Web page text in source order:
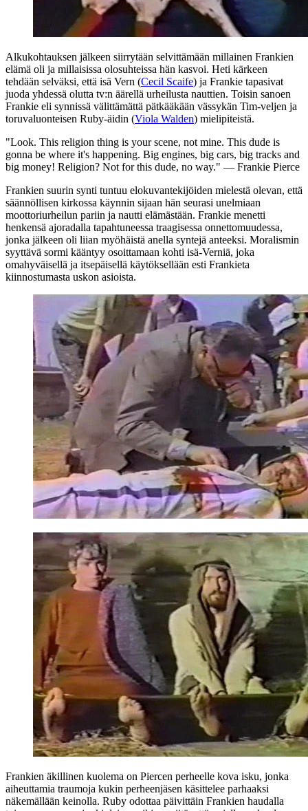
Alkukohtauksen jälkeen siirrytään selvittämään millainen Frankien
elämä oli ja millaisissa olosuhteissa hän kasvoi. Heti kärkeen
tehdään selväksi, että isä Vern (Cecil Scaife) ja Frankie tapasivat
juoda yhdessä olutta tv:n äärellä urheilusta nauttien. Toisin sanoen
Frankie eli synnissä välittämättä pätkääkään vässykän Tim‑veljen ja
toruvaluonteisen Ruby-äidin (Viola Walden) mielipiteistä.
"Look. This religion thing is your scene, not mine. This dude is
gonna be where it's happening. Big engines, big cars, big tracks and
big money! Religion? Not for this dude, no way." — Frankie Pierce
Frankien suurin synti tuntuu elokuvantekijöiden mielestä olevan, että
säännöllisen kirkossa käynnin sijaan hän seurasi unelmiaan
moottoriurheilun pariin ja nautti elämästään. Frankie menetti
henkensä ajoradalla tapahtuneessa traagisessa onnettomuudessa,
jonka jälkeen oli liian myöhäistä anella syntejä anteeksi. Moralismin
syyttävä sormi kääntyy osoittamaan kohti isä‑Verniä, joka
omahyväisellä ja itsepäisellä käytöksellään esti Frankieta
kiinnostumasta uskon asioista.
Frankien äkillinen kuolema on Piercen perheelle kova isku, jonka
aiheuttamia traumoja kukin perheenjäsen käsittelee parhaaksi
näkemällään keinolla. Ruby odottaa päivittäin Frankien haudalla